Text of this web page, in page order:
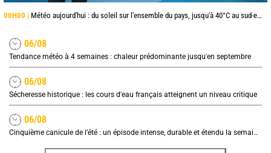
00H00 | Météo aujourd'hui : du soleil sur l'ensemble du pays, jusqu'à 40°C au sud-est
06/08
Tendance météo à 4 semaines : chaleur prédominante jusqu'en septembre
06/08
Sécheresse historique : les cours d'eau français atteignent un niveau critique
06/08
Cinquième canicule de l’été : un épisode intense, durable et étendu la semaine prochaine